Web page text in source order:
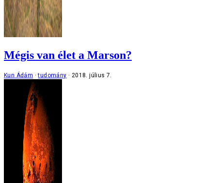
Mégis van élet a Marson?
Kun Ádám tudomány 2018. július 7.